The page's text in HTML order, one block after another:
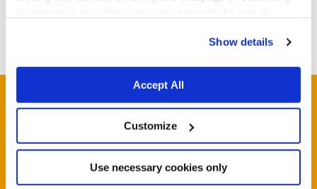
Show details
Accept All
Customize
Use necessary cookies only